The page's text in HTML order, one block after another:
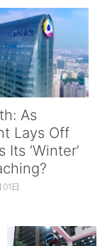
As
Lays Off
Its ‘Winter’
日